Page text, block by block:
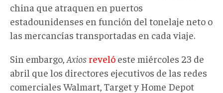
china que atraquen en puertos
estadounidenses en función del tonelaje neto o
las mercancías transportadas en cada viaje.
Sin embargo, Axios reveló este miércoles 23 de
abril que los directores ejecutivos de las redes
comerciales Walmart, Target y Home Depot